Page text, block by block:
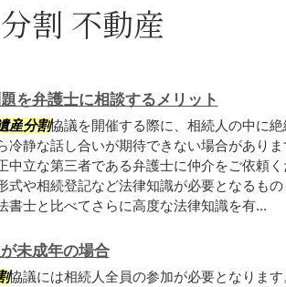
割 不動産
を弁護士に相談するメリット
産分割協議を開催する際に、相続人の中に
冷静な話し合いが期待できない場合があり
中立な第三者である弁護士に仲介をご依頼く
式や相続登記など法律知識が必要となるも
書士と比べてさらに高度な法律知識を有...
未成年の場合
協議には相続人全員の参加が必要となりま